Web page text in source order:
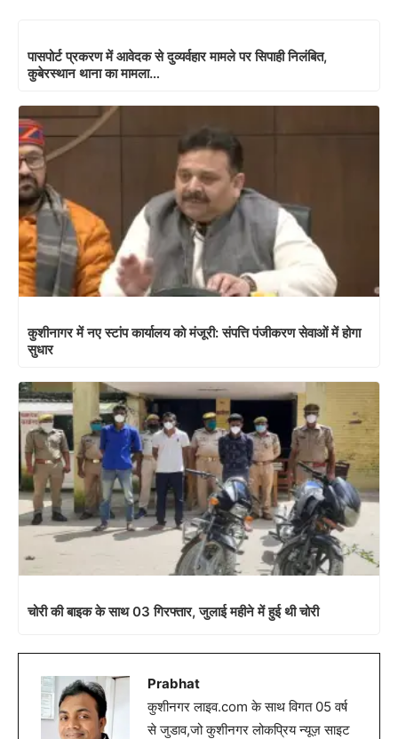
पासपोर्ट प्रकरण में आवेदक से दुव्यर्वहार मामले पर सिपाही निलंबित,
कुबेरस्थान थाना का मामला…
कुशीनागर में नए स्टांप कार्यालय को मंजूरी: संपत्ति पंजीकरण सेवाओं में होगा
सुधार
चोरी की बाइक के साथ 03 गिरफ्तार, जुलाई महीने में हुई थी चोरी
Prabhat
कुशीनगर लाइव.com के साथ विगत 05 वर्ष
से जुडाव,जो कुशीनगर लोकप्रिय न्यूज़ साइट